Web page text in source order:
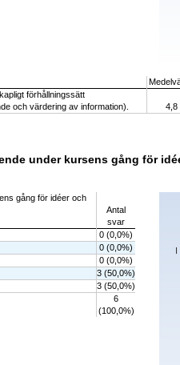
förhållningssätt
och värdering av information).
4,8
under kursens gång för
gång för idéer och
Antal
svar
0 (0,0%)
0 (0,0%)
0 (0,0%)
3 (50,0%)
3 (50,0%)
6
(100,0%)
Chart
I